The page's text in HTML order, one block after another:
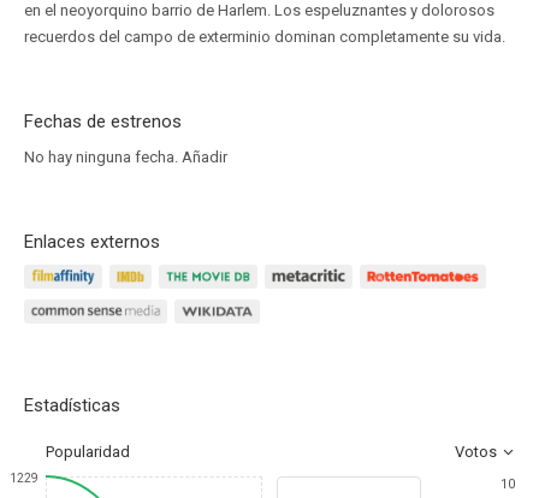
en el neoyorquino barrio de Harlem. Los espeluznantes y dolorosos
recuerdos del campo de exterminio dominan completamente su vida.
Fechas de estrenos
No hay ninguna fecha. Añadir
Enlaces externos
Estadísticas
Popularidad Votos
1229
10